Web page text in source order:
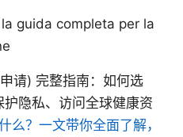
guida completa per la
请) 完整指南：如何选
隐私、访问全球健康资
？一文带你全面了解，